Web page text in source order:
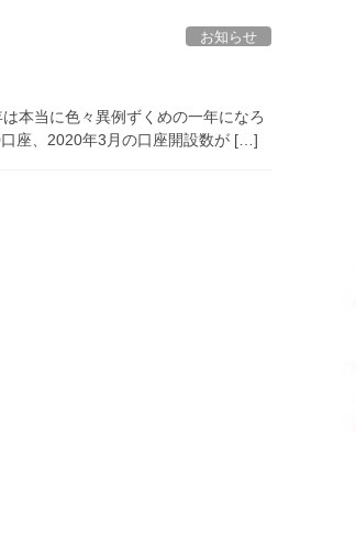
お知らせ
本当に色々異例ずくめの一年になろ
座、2020年3月の口座開設数が […]